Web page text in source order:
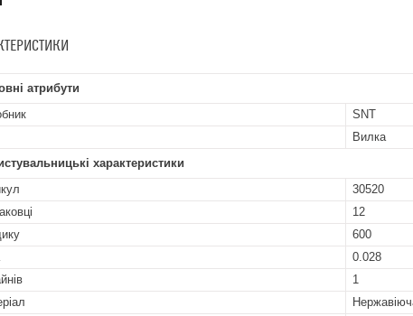
атрибути
SNT
Вилка
характеристики
30520
12
600
0.028
1